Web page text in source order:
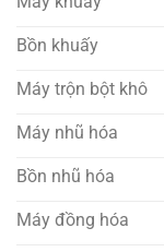
Bồn khuấy
Máy trộn bột khô
Máy nhũ hóa
Bồn nhũ hóa
Máy đồng hóa